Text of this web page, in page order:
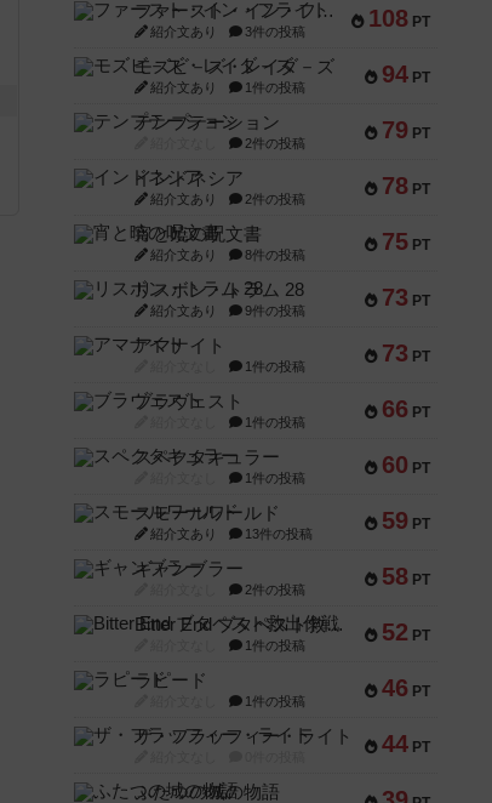
108 PT
ファースト・イン・フライト
紹介文あり 3件の投稿
94 PT
モズビ－ズ・レイダ－ズ
紹介文あり 1件の投稿
79 PT
テンプテーション
2件の投稿
78 PT
インドネシア
紹介文あり 2件の投稿
75 PT
宵と暁の呪文書
紹介文あり 8件の投稿
73 PT
リスボン・トラム 28
紹介文あり 9件の投稿
73 PT
アマナイト
1件の投稿
66 PT
ブラヴェスト
1件の投稿
60 PT
スペクタキュラー
1件の投稿
59 PT
スモールワールド
紹介文あり 13件の投稿
58 PT
ギャンブラー
2件の投稿
52 PT
Bitter End ブタペスト救出作戦
1件の投稿
46 PT
ラピード
1件の投稿
44 PT
ザ・フラッフィー・ライト
ふたつの城の物語